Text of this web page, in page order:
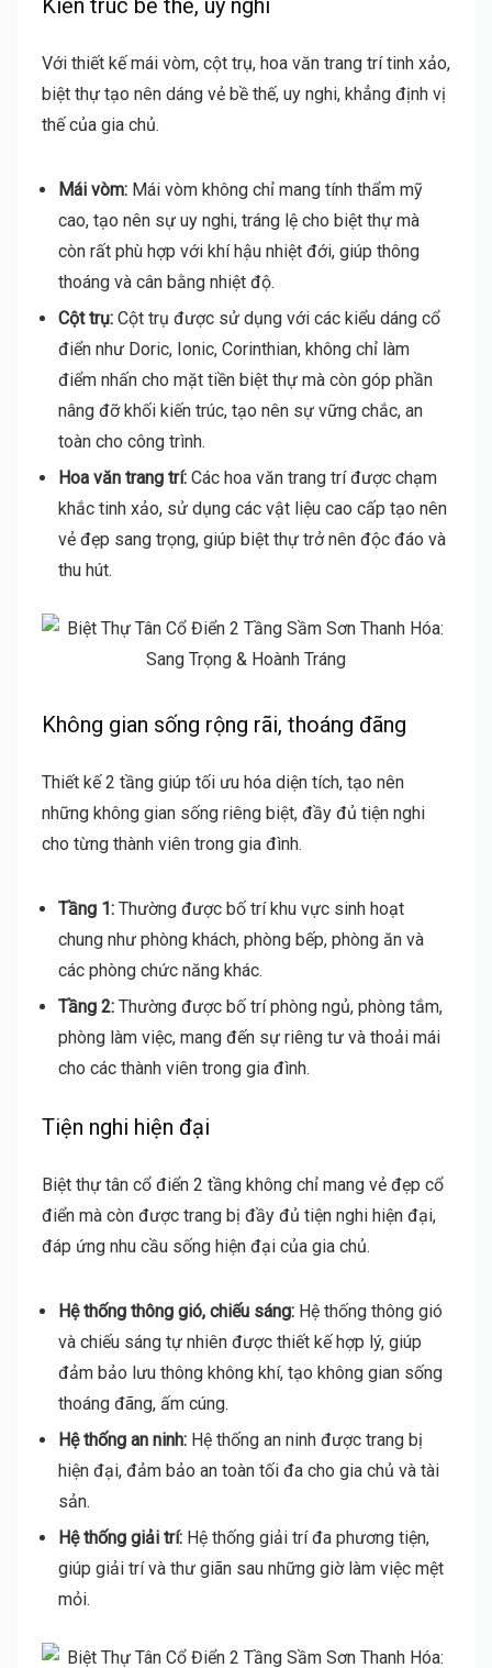
Với thiết kế mái vòm, cột trụ, hoa văn trang trí tinh xảo,
biệt thự tạo nên dáng vẻ bề thế, uy nghi, khẳng định vị
thế của gia chủ.
Mái vòm:Mái vòm không chỉ mang tính thẩm mỹ
cao, tạo nên sự uy nghi, tráng lệ cho biệt thự mà
còn rất phù hợp với khí hậu nhiệt đới, giúp thông
thoáng và cân bằng nhiệt độ.
Cột trụ:Cột trụ được sử dụng với các kiểu dáng cổ
điển như Doric, Ionic, Corinthian, không chỉ làm
điểm nhấn cho mặt tiền biệt thự mà còn góp phần
nâng đỡ khối kiến trúc, tạo nên sự vững chắc, an
toàn cho công trình.
Hoa văn trang trí:Các hoa văn trang trí được chạm
khắc tinh xảo, sử dụng các vật liệu cao cấp tạo nên
vẻ đẹp sang trọng, giúp biệt thự trở nên độc đáo và
thu hút.
Không gian sống rộng rãi, thoáng đãng
Thiết kế 2 tầng giúp tối ưu hóa diện tích, tạo nên
những không gian sống riêng biệt, đầy đủ tiện nghi
cho từng thành viên trong gia đình.
Tầng 1:Thường được bố trí khu vực sinh hoạt
chung như phòng khách, phòng bếp, phòng ăn và
các phòng chức năng khác.
Tầng 2:Thường được bố trí phòng ngủ, phòng tắm,
phòng làm việc, mang đến sự riêng tư và thoải mái
cho các thành viên trong gia đình.
Tiện nghi hiện đại
Biệt thự tân cổ điển 2 tầng không chỉ mang vẻ đẹp cổ
điển mà còn được trang bị đầy đủ tiện nghi hiện đại,
đáp ứng nhu cầu sống hiện đại của gia chủ.
Hệ thống thông gió, chiếu sáng:Hệ thống thông gió
và chiếu sáng tự nhiên được thiết kế hợp lý, giúp
đảm bảo lưu thông không khí, tạo không gian sống
thoáng đãng, ấm cúng.
Hệ thống an ninh:Hệ thống an ninh được trang bị
hiện đại, đảm bảo an toàn tối đa cho gia chủ và tài
sản.
Hệ thống giải trí:Hệ thống giải trí đa phương tiện,
giúp giải trí và thư giãn sau những giờ làm việc mệt
mỏi.